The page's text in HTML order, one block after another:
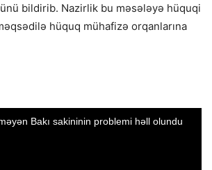
bildirib. Nazirlik bu məsələyə hüquqi
hüquq mühafizə orqanlarına